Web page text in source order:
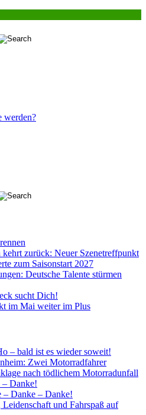
werden?
kehrt zurück: Neuer Szenetreffpunkt
zum Saisonstart 2027
Deutsche Talente stürmen
sucht Dich!
im Mai weiter im Plus
– bald ist es wieder soweit!
Zwei Motorradfahrer
nach tödlichem Motorradunfall
– Danke!
– Danke – Danke!
Leidenschaft und Fahrspaß auf